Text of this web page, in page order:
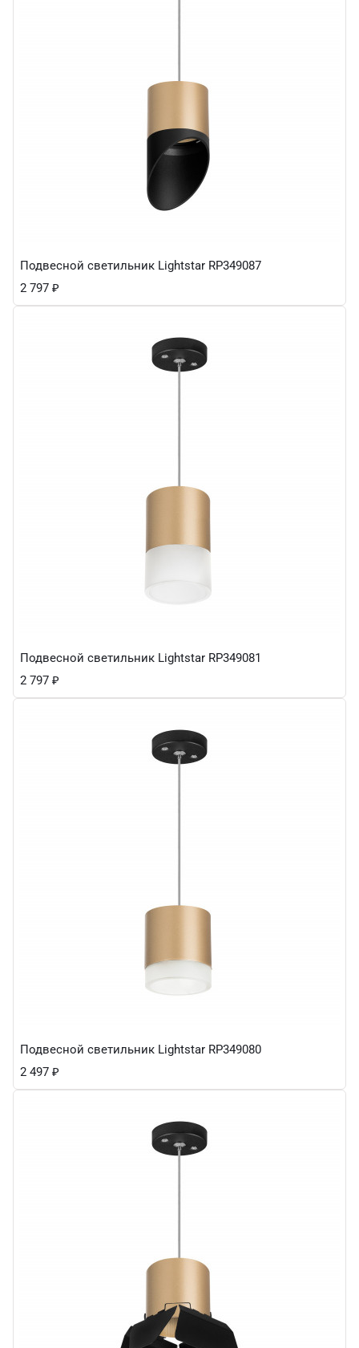
Подвесной светильник Lightstar RP349087
2 797 ₽
Подвесной светильник Lightstar RP349081
2 797 ₽
Подвесной светильник Lightstar RP349080
2 497 ₽